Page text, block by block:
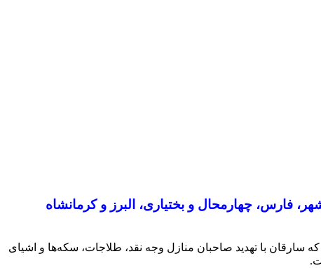
در استان‌های اصفهان، بوشهر، فارس، چهارمحال و بختیاری، البرز و کرمانشاه
با تهدید صاحبان منازل وجه نقد، طلاجات، سکه‌ها و اشیای